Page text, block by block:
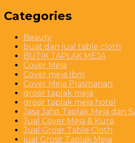
Categories
Beauty
buat dan jual table cloth
BUTIK TAPLAK MEJA
Cover Meja
Cover meja Ibm
Cover Meja Prasmanan
grosir taplak meja
grosir taplak meja hotel
Jasa Jahit Taplak Meja dan
Jual Cover Meja & Kursi
Jual Grosir Table Cloth
jual Grosir Taplak Meja